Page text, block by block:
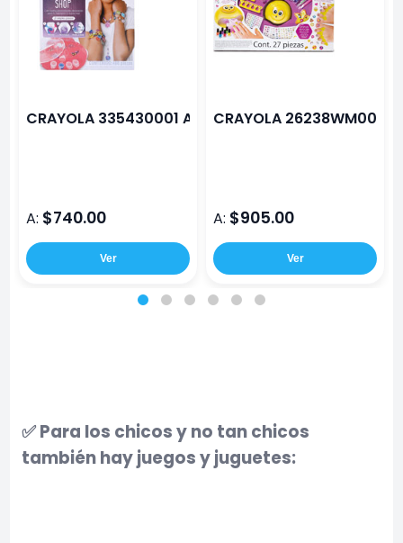
CRAYOLA 335430001 ACCESORY SHOP
A: $740.00
Ver
CRAYOLA 26238WM001
A: $905.00
Ver
✅ Para los chicos y no tan chicos
también hay juegos y juguetes: